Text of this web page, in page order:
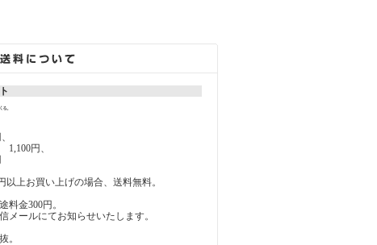
円、
以上お買い上げの場合、送料無料。
料金300円。
メールにてお知らせいたします。
。